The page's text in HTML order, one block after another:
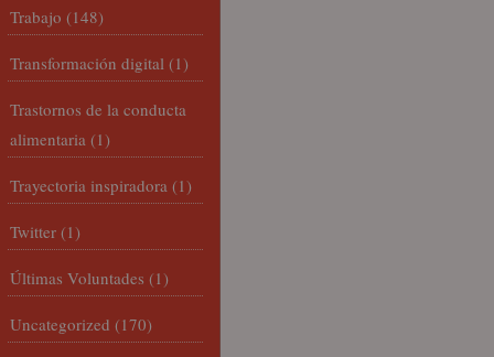
Trabajo (148)
Transformación digital (1)
Trastornos de la conducta
alimentaria (1)
Trayectoria inspiradora (1)
Twitter (1)
Últimas Voluntades (1)
Uncategorized (170)